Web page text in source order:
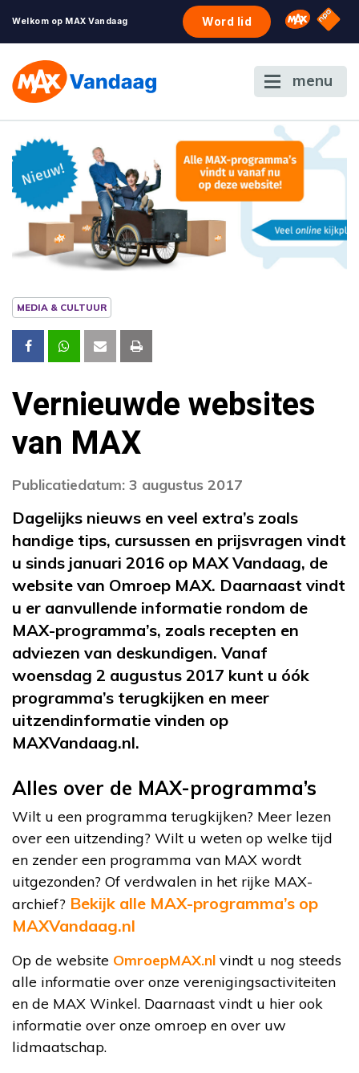
Welkom op MAX Vandaag Word lid Omroep
NPO
menu
MEDIA & CULTUUR
Vernieuwde websites
van MAX
Publicatiedatum: 3 augustus 2017
Dagelijks nieuws en veel extra’s zoals
handige tips, cursussen en prijsvragen vindt
u sinds januari 2016 op MAX Vandaag, de
website van Omroep MAX. Daarnaast vindt
u er aanvullende informatie rondom de
MAX-programma’s, zoals recepten en
adviezen van deskundigen. Vanaf
woensdag 2 augustus 2017 kunt u óók
programma’s terugkijken en meer
uitzendinformatie vinden op
MAXVandaag.nl.
Alles over de MAX-programma’s
Wilt u een programma terugkijken? Meer lezen
over een uitzending? Wilt u weten op welke tijd
en zender een programma van MAX wordt
uitgezonden? Of verdwalen in het rijke MAX-
archief? Bekijk alle MAX-programma’s op
MAXVandaag.nl
Op de website OmroepMAX.nl vindt u nog steeds
alle informatie over onze verenigingsactiviteiten
en de MAX Winkel. Daarnaast vindt u hier ook
informatie over onze omroep en over uw
lidmaatschap.